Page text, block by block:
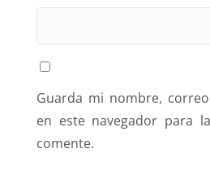
Guarda mi nombre,
en este navegador para
comente.